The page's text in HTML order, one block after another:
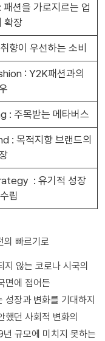
션을 가로지르는 업
확장
이 우선하는 소비
: Y2K패션과의
: 주목받는 메타버스
: 목적지향 브랜드의
: 유기적 성장
립
빠르기로
않는 코로나 시국의
면에 접어든
장과 변화를 기대하지
했던 사회적 변화의
규모에 미치지 못하는